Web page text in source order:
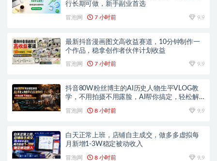
行长期可做，新手副业首选
冒泡网 7 小时前 9.9
最新抖音漫画图文高收益赛道，10分钟制作一
个作品，稳拿创作者伙伴计划收益
冒泡网 7 小时前 9.9
抖音80W粉丝博主的AI历史人物生平VLOG教
学，不用拍摄不用露脸，AI帮你搞定，轻松解
冒泡网 8 小时前 9.9
白天正常上班，店铺自主成交，做多多虚拟每
月新增1-3W稳定被动收入
冒泡网 8 小时前 9.9